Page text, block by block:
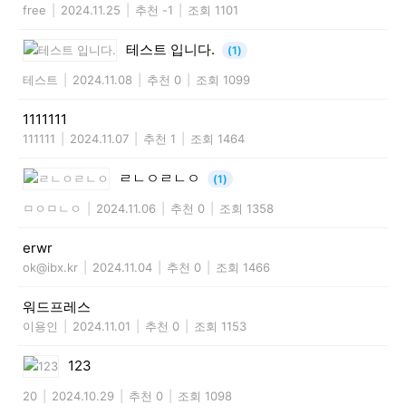
free 2024.11.25 추천 -1 조회 1101
테스트 입니다. (1)
테스트 2024.11.08 추천 0 조회 1099
1111111
111111 2024.11.07 추천 1 조회 1464
ㄹㄴㅇㄹㄴㅇ (1)
ㅁㅇㅁㄴㅇ 2024.11.06 추천 0 조회 1358
erwr
ok@ibx.kr 2024.11.04 추천 0 조회 1466
워드프레스
이용인 2024.11.01 추천 0 조회 1153
123
20 2024.10.29 추천 0 조회 1098